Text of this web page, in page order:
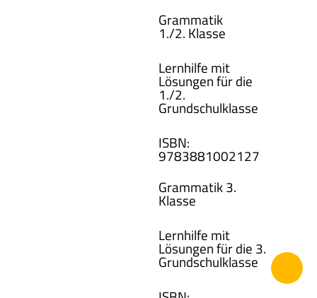
Grammatik
1./2. Klasse
Lernhilfe mit
Lösungen für die
1./2.
Grundschulklasse
ISBN:
9783881002127
Grammatik 3.
Klasse
Lernhilfe mit
Lösungen für die 3.
Grundschulklasse